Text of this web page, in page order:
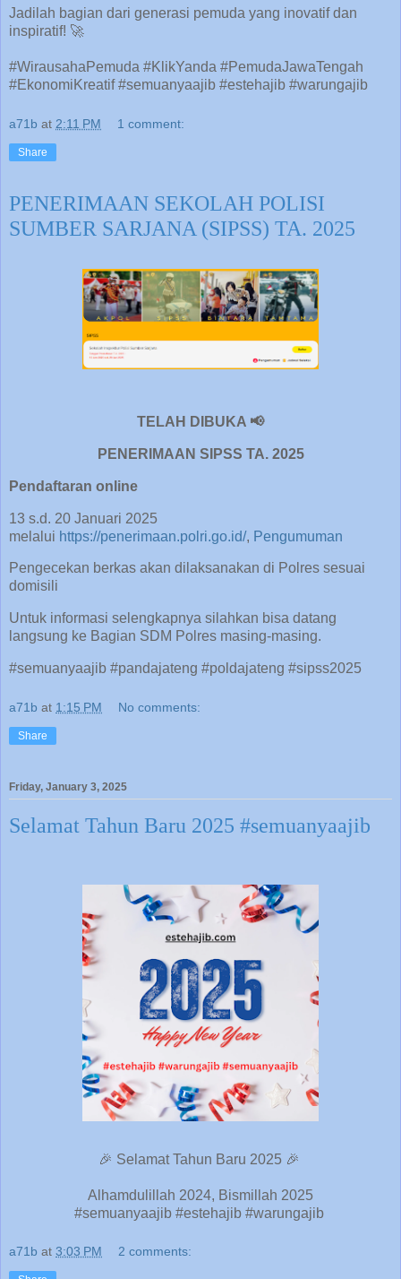
Jadilah bagian dari generasi pemuda yang inovatif dan
inspiratif! 🚀
#WirausahaPemuda #KlikYanda #PemudaJawaTengah
#EkonomiKreatif #semuanyaajib #estehajib #warungajib
a71b at 2:11 PM 1 comment:
Share
PENERIMAAN SEKOLAH POLISI
SUMBER SARJANA (SIPSS) TA. 2025
TELAH DIBUKA 📢
PENERIMAAN SIPSS TA. 2025
Pendaftaran online
13 s.d. 20 Januari 2025
melalui https://penerimaan.polri.go.id/, Pengumuman
Pengecekan berkas akan dilaksanakan di Polres sesuai
domisili
Untuk informasi selengkapnya silahkan bisa datang
langsung ke Bagian SDM Polres masing-masing.
#semuanyaajib #pandajateng #poldajateng #sipss2025
a71b at 1:15 PM No comments:
Share
Friday, January 3, 2025
Selamat Tahun Baru 2025 #semuanyaajib
🎉 Selamat Tahun Baru 2025 🎉
Alhamdulillah 2024, Bismillah 2025
#semuanyaajib #estehajib #warungajib
a71b at 3:03 PM 2 comments: